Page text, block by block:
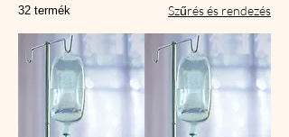
32 termék Szűrés és rendezés